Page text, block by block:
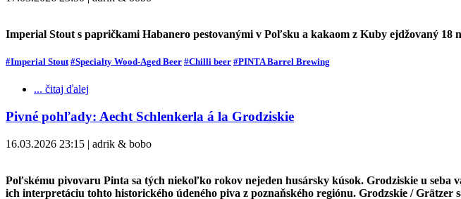
Imperial Stout s papričkami Habanero pestovanými v Poľsku a kakaom z Kuby ejdžovaný 18
#Imperial Stout #Specialty Wood-Aged Beer #Chilli beer #PINTA Barrel Brewing
... čitaj ďalej
Pivné pohľady: Aecht Schlenkerla á la Grodziskie
16.03.2026 23:15 | adrik & bobo
Poľskému pivovaru Pinta sa tých niekoľko rokov nejeden husársky kúsok. Grodziskie u
ich interpretáciu tohto historického údeného piva z poznaňského regiónu. Grodzskie /